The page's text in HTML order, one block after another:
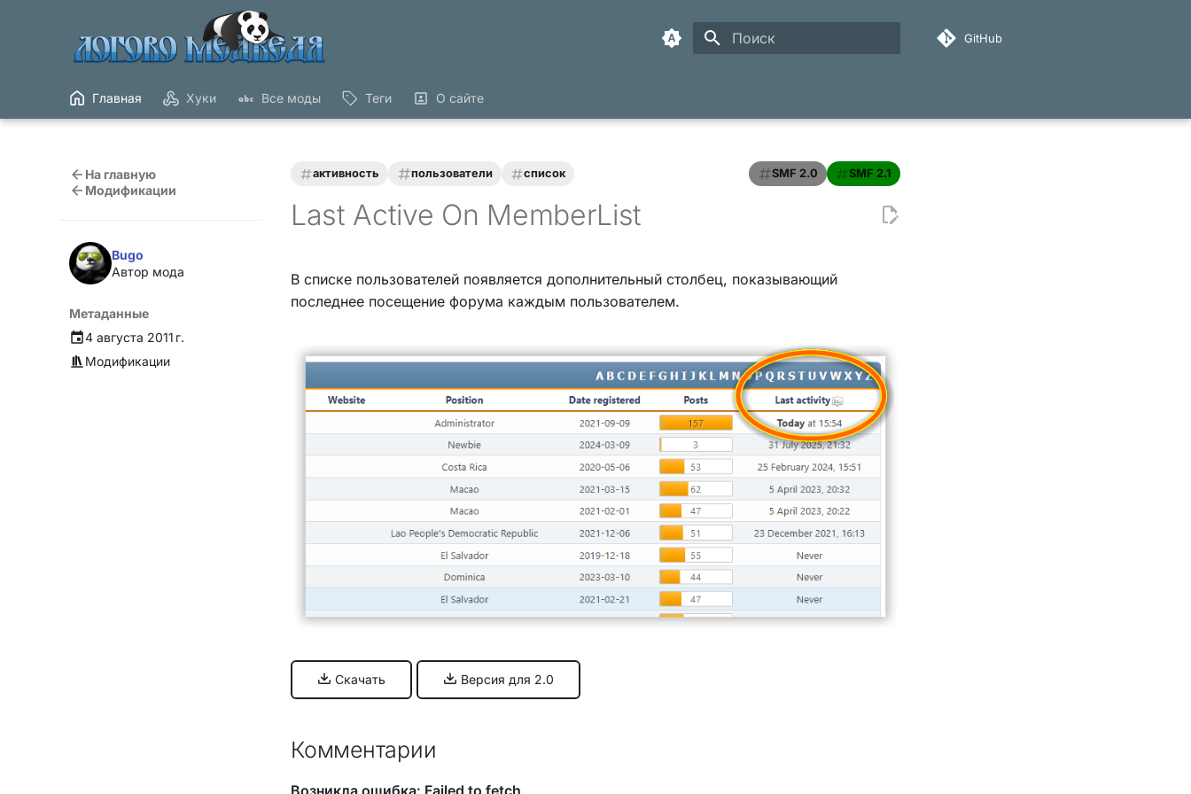
GitHub
Главная Хуки Все моды Теги О сайте
На главную
Модификации
Bugo
Автор мода
Метаданные
4 августа 2011 г.
Модификации
SMF 2.0 SMF 2.1
активность пользователи список
Last Active On MemberList
В списке пользователей появляется дополнительный столбец, показывающий
последнее посещение форума каждым пользователем.
Скачать Версия для 2.0
Комментарии